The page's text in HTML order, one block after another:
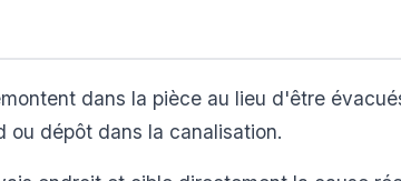
dans la pièce au lieu d'être
dépôt dans la canalisation.